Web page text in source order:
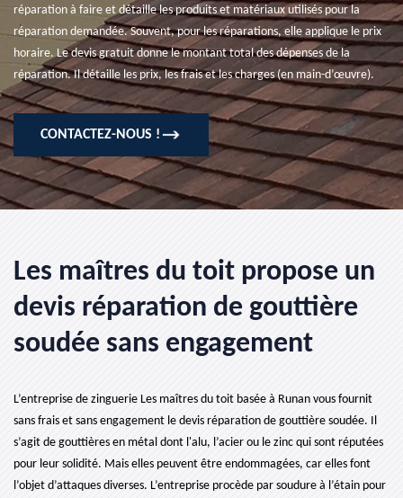
réparation à faire et détaille les produits et matériaux utilisés pour la
réparation demandée. Souvent, pour les réparations, elle applique le prix
horaire. Le devis gratuit donne le montant total des dépenses de la
réparation. Il détaille les prix, les frais et les charges (en main-d’œuvre).
CONTACTEZ-NOUS !
Les maîtres du toit propose un
devis réparation de gouttière
soudée sans engagement
L’entreprise de zinguerie Les maîtres du toit basée à Runan vous fournit
sans frais et sans engagement le devis réparation de gouttière soudée. Il
s’agit de gouttières en métal dont l'alu, l’acier ou le zinc qui sont réputées
pour leur solidité. Mais elles peuvent être endommagées, car elles font
l’objet d’attaques diverses. L’entreprise procède par soudure à l’étain pour